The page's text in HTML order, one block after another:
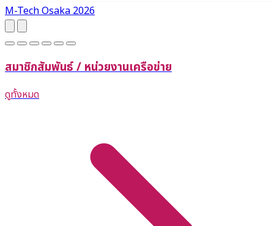
M-Tech Osaka 2026
สมาชิกสัมพันธ์ / หน่วยงานเครือข่าย
ดูทั้งหมด